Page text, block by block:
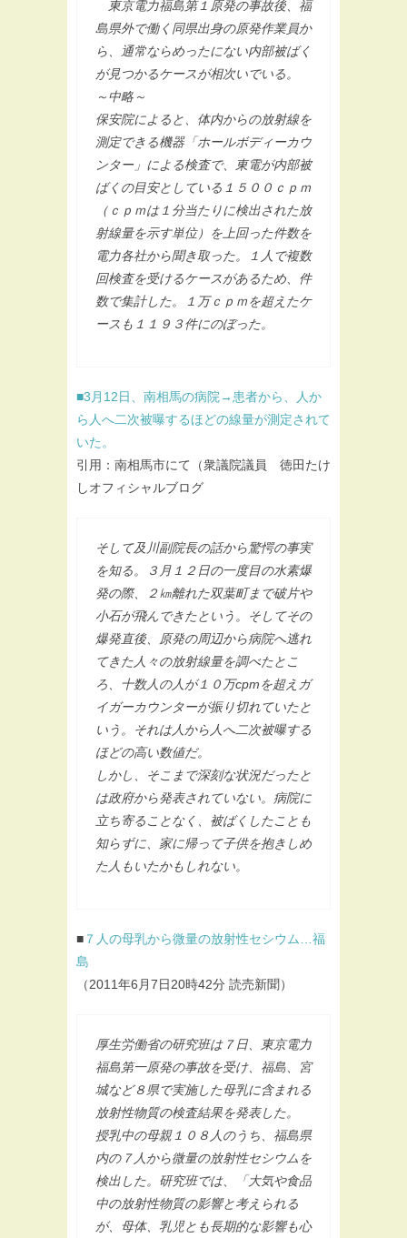
東京電力福島第１原発の事故後、福
島県外で働く同県出身の原発作業員か
ら、通常ならめったにない内部被ばく
が見つかるケースが相次いでいる。
～中略～
保安院によると、体内からの放射線を
測定できる機器「ホールボディーカウ
ンター」による検査で、東電が内部被
ばくの目安としている１５００ｃｐｍ
（ｃｐｍは１分当たりに検出された放
射線量を示す単位）を上回った件数を
電力各社から聞き取った。１人で複数
回検査を受けるケースがあるため、件
数で集計した。１万ｃｐｍを超えたケ
ースも１１９３件にのぼった。
■3月12日、南相馬の病院→患者から、人か
ら人へ二次被曝するほどの線量が測定されて
いた。
引用：南相馬市にて（衆議院議員 徳田たけ
しオフィシャルブログ
そして及川副院長の話から驚愕の事実
を知る。３月１２日の一度目の水素爆
発の際、２㎞離れた双葉町まで破片や
小石が飛んできたという。そしてその
爆発直後、原発の周辺から病院へ逃れ
てきた人々の放射線量を調べたとこ
ろ、十数人の人が１０万cpmを超えガ
イガーカウンターが振り切れていたと
いう。それは人から人へ二次被曝する
ほどの高い数値だ。
しかし、そこまで深刻な状況だったと
は政府から発表されていない。病院に
立ち寄ることなく、被ばくしたことも
知らずに、家に帰って子供を抱きしめ
た人もいたかもしれない。
■ ７人の母乳から微量の放射性セシウム…福
島
（2011年6月7日20時42分 読売新聞）
厚生労働省の研究班は７日、東京電力
福島第一原発の事故を受け、福島、宮
城など８県で実施した母乳に含まれる
放射性物質の検査結果を発表した。
授乳中の母親１０８人のうち、福島県
内の７人から微量の放射性セシウムを
検出した。研究班では、「大気や食品
中の放射性物質の影響と考えられる
が、母体、乳児とも長期的な影響も心